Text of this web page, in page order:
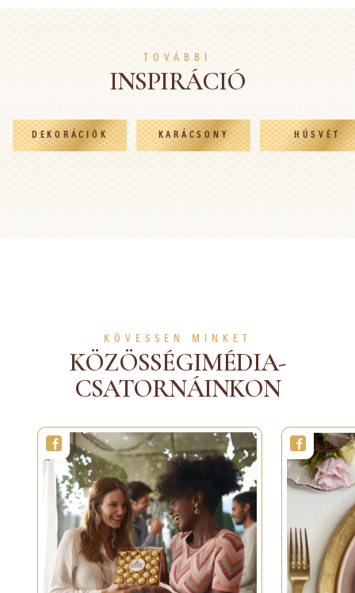
TOVÁBBI
INSPIRÁCIÓ
DEKORÁCIÓK KARÁCSONY HÚSVÉT
KÖVESSEN MINKET
KÖZÖSSÉGIMÉDIA-
CSATORNÁINKON